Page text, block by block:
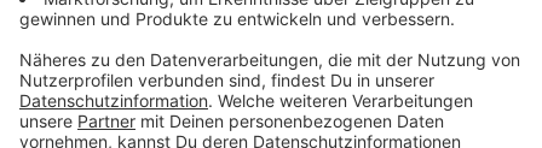
etwas Verdächtiges gesehen hat, soll sich bei der
Polizei melden.
Anzeige